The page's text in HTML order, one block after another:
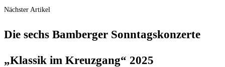
Nächster Artikel
Die sechs Bam­ber­ger Sonntagskonzerte
„Klas­sik im Kreuz­gang“ 2025